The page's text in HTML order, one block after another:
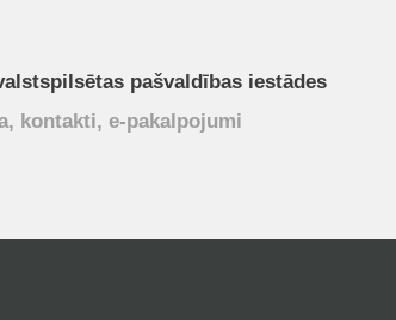
pašvaldības iestādes
kontakti, e-pakalpojumi